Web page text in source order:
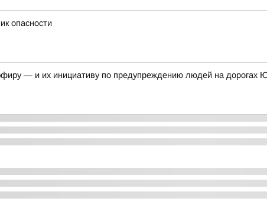
опасности
— и их инициативу по предупреждению людей на дорогах